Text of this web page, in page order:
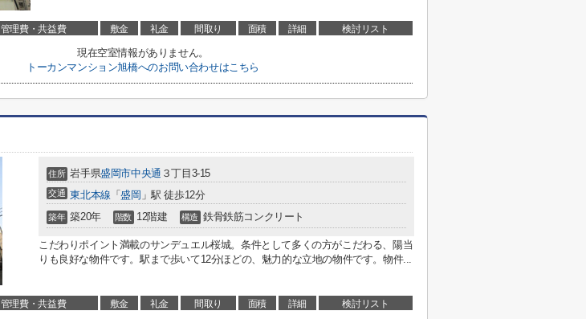
管理費・共益費 敷金 礼金 間取り 面積 詳細 検討リスト
現在空室情報がありません。
トーカンマンション旭橋へのお問い合わせはこちら
住所 岩手県盛岡市中央通 ３丁目3-15
交通 東北本線 「盛岡 」駅 徒歩12分
築年 築20年 階数 12階建 構造 鉄骨鉄筋コンクリート
こだわりポイント満載のサンデュエル桜城。条件として多くの方がこだわる、陽当
りも良好な物件です。駅まで歩いて12分ほどの、魅力的な立地の物件です。物件...
管理費・共益費 敷金 礼金 間取り 面積 詳細 検討リスト